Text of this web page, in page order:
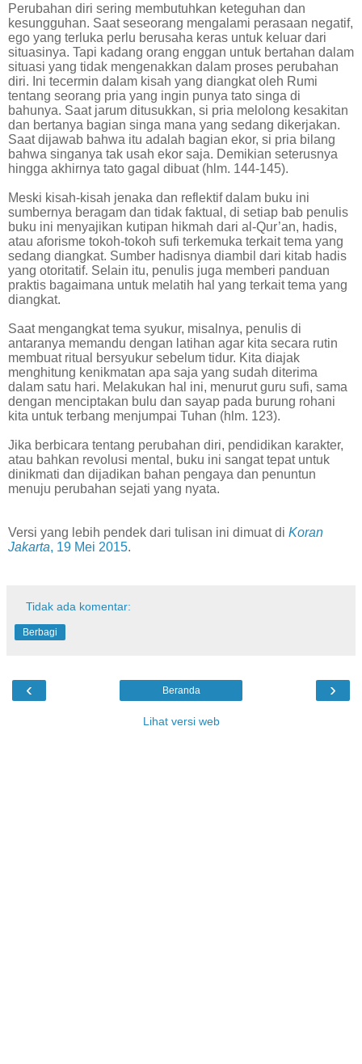
Perubahan diri sering membutuhkan keteguhan dan
kesungguhan. Saat seseorang mengalami perasaan negatif,
ego yang terluka perlu berusaha keras untuk keluar dari
situasinya. Tapi kadang orang enggan untuk bertahan dalam
situasi yang tidak mengenakkan dalam proses perubahan
diri. Ini tecermin dalam kisah yang diangkat oleh Rumi
tentang seorang pria yang ingin punya tato singa di
bahunya. Saat jarum ditusukkan, si pria melolong kesakitan
dan bertanya bagian singa mana yang sedang dikerjakan.
Saat dijawab bahwa itu adalah bagian ekor, si pria bilang
bahwa singanya tak usah ekor saja. Demikian seterusnya
hingga akhirnya tato gagal dibuat (hlm. 144-145).
Meski kisah-kisah jenaka dan reflektif dalam buku ini
sumbernya beragam dan tidak faktual, di setiap bab penulis
buku ini menyajikan kutipan hikmah dari al-Qur’an, hadis,
atau aforisme tokoh-tokoh sufi terkemuka terkait tema yang
sedang diangkat. Sumber hadisnya diambil dari kitab hadis
yang otoritatif. Selain itu, penulis juga memberi panduan
praktis bagaimana untuk melatih hal yang terkait tema yang
diangkat.
Saat mengangkat tema syukur, misalnya, penulis di
antaranya memandu dengan latihan agar kita secara rutin
membuat ritual bersyukur sebelum tidur. Kita diajak
menghitung kenikmatan apa saja yang sudah diterima
dalam satu hari. Melakukan hal ini, menurut guru sufi, sama
dengan menciptakan bulu dan sayap pada burung rohani
kita untuk terbang menjumpai Tuhan (hlm. 123).
Jika berbicara tentang perubahan diri, pendidikan karakter,
atau bahkan revolusi mental, buku ini sangat tepat untuk
dinikmati dan dijadikan bahan pengaya dan penuntun
menuju perubahan sejati yang nyata.
Versi yang lebih pendek dari tulisan ini dimuat di Koran
Jakarta, 19 Mei 2015.
Tidak ada komentar:
Berbagi
‹ ›
Beranda
Lihat versi web